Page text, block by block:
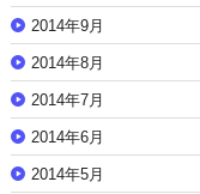
2014年9月
2014年8月
2014年7月
2014年6月
2014年5月